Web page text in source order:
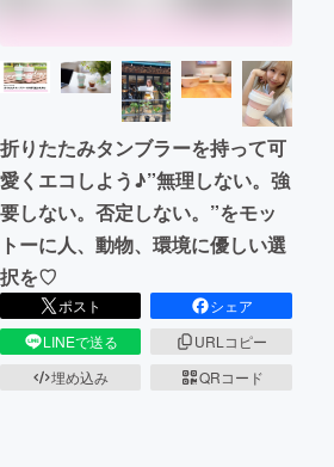
CAMPFIREふるさと納税machi-ya
折りたたみタンブラーを持って可
愛くエコしよう♪”無理しない。強
要しない。否定しない。”をモッ
トーに人、動物、環境に優しい選
択を♡
ポスト
シェア
LINEで送る
URLコピー
埋め込み
QRコード